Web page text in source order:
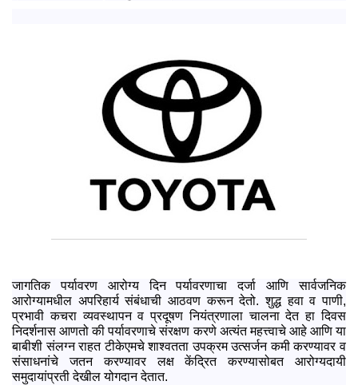
जागतिक पर्यावरण आरोग्‍य दिन पर्यावरणाचा दर्जा आणि सार्वजनिक
आरोग्‍यामधील अपरिहार्य संबंधाची आठवण करून देतो. शुद्ध हवा व पाणी,
प्रभावी कचरा व्‍यवस्‍थापन व प्रदूषण नियंत्रणाला चालना देत हा दिवस
निदर्शनास आणतो की पर्यावरणाचे संरक्षण करणे अत्‍यंत महत्त्वाचे आहे आणि या
बाबीशी संलग्‍न राहत टीकेएमचे शाश्वतता उपक्रम उत्‍सर्जन कमी करण्‍यावर व
संसाधनांचे जतन करण्‍यावर लक्ष केंद्रित करण्‍यासोबत आरोग्‍यदायी
समुदायांप्रती देखील योगदान देतात.